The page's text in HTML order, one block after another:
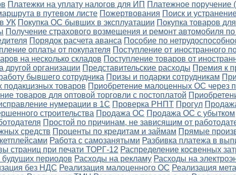
Платежки на уплату налогов для ИП Платежное поручение
в путевом листе Пожертвования Поиск и
УК Покупка ОС бывших в эксплуатации Покупка товаров
Получение страхового возмещения и ремонт автомобиля
Порядок расчета аванса Пособие по
оплаты от покупателя Поступление от иностранного
на несколько складов Поступление товаров от
другой организации Представительские расходы Премия к
бывшего сотрудника Призы и подарки сотрудникам
товаров Приобретение малоценных ОС через
товаров для оптовой торговли с постоплатой
нумерации в 1С Проверка РНПТ Прогул
строительства Продажа ОС Продажа ОС с убытком
Простой по причинам, не зависящим от
средств Проценты по кредитам и займам Прямые
Работа с самозанятыми Разбивка платежа в
страниц при печати ТОРГ-12 Распределение косвенных
периодов Расходы на рекламу Расходы на
без НДС Реализация малоценного ОС Реализация